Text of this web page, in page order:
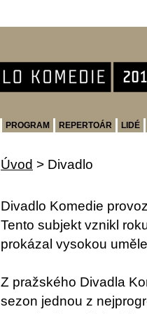
PROGRAM REPERTOÁR
LIDÉ
Úvod > Divadlo
Divadlo Komedie
Tento subjekt vznikl
prokázal vysokou
Z pražského Divadla
sezon jednou z